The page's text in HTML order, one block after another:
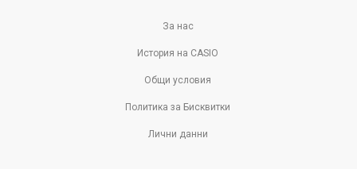
За нас
История на CASIO
Общи условия
Политика за Бисквитки
Лични данни